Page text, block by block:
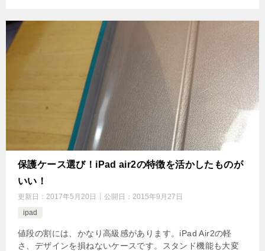
保護ケース選び！iPad air2の特徴を活かしたものが
いい！
更新日： 2017年5月20日 公開日： 2015年9月27日
ipad
値段の割には、かなり高級感があります。iPad Air2の軽
さ、デザインを損ねないケースです。スタンド機能も大変